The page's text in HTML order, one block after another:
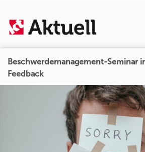
Beschwerdemanagement-Seminar
Feedback